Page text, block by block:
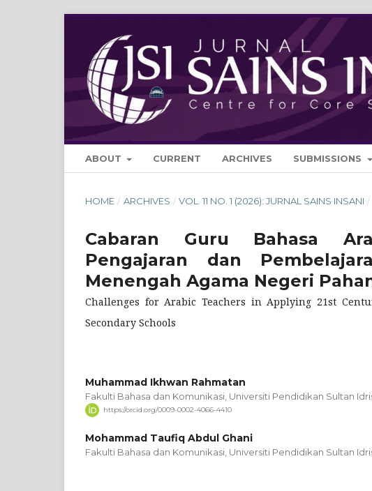
ABOUT CURRENT ARCHIVES SUBMISSIONS
HOME / ARCHIVES / VOL. 11 NO. 1 (2026): JURNAL SAINS INSANI /
Cabaran Guru Bahasa
Pengajaran dan
Menengah Agama Negeri
Challenges for Arabic Teachers in Applying 21st
Secondary Schools
Muhammad Ikhwan Rahmatan
Fakulti Bahasa dan Komunikasi, Universiti Pendidikan Sultan
https://orcid.org/0009-0002-4066-4410
Mohammad Taufiq Abdul Ghani
Fakulti Bahasa dan Komunikasi, Universiti Pendidikan Sultan